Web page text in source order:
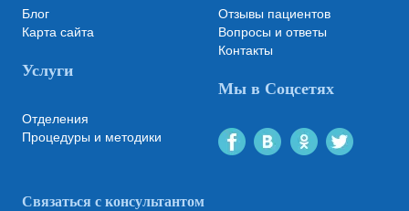
Блог
Карта сайта
Услуги
Отделения
Процедуры и методики
Отзывы пациентов
Вопросы и ответы
Контакты
Мы в Соцсетях
Связаться с консультантом